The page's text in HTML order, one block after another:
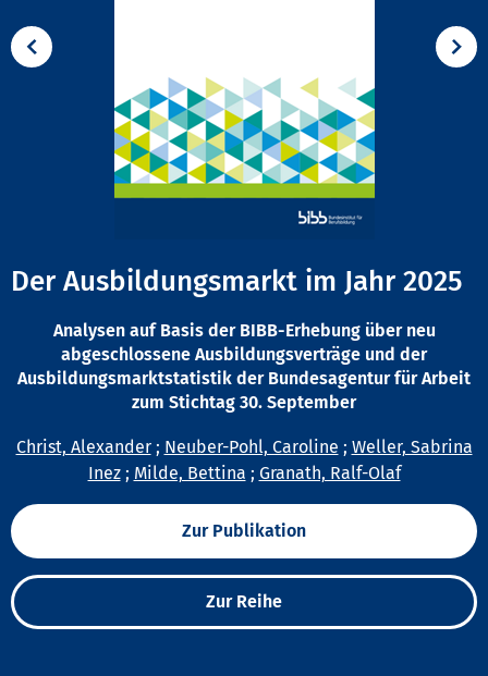
Der Ausbildungsmarkt im Jahr 2025
Analysen auf Basis der BIBB-Erhebung über neu
abgeschlossene Ausbildungsverträge und der
Ausbildungsmarktstatistik der Bundesagentur für Arbeit
zum Stichtag 30. September
Christ, Alexander; Neuber-Pohl, Caroline ; Weller, Sabrina
Inez; Milde, Bettina ; Granath, Ralf-Olaf
Zur Publikation
Zur Reihe